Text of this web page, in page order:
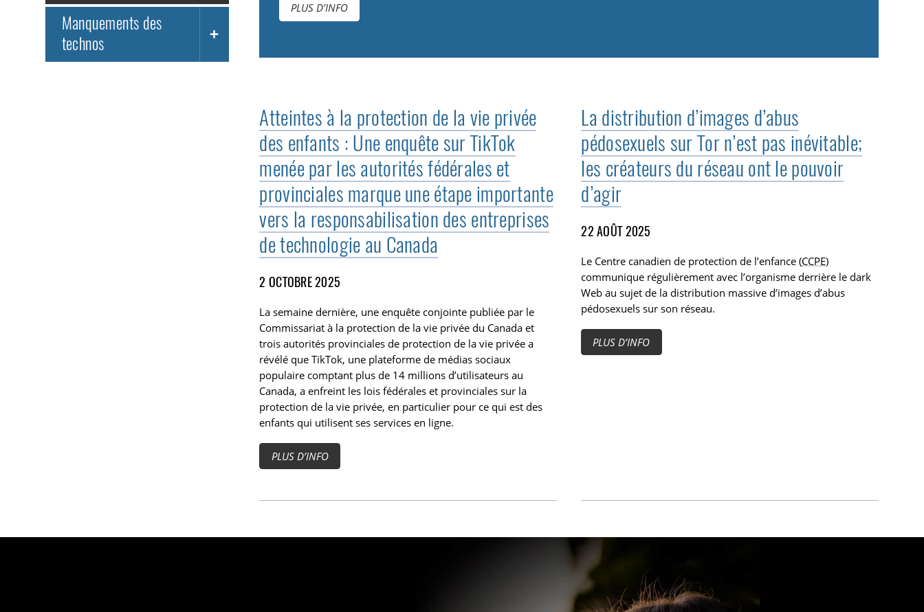
Manquements des
technos
TOGGLE MANQUEMENTS DES TECHNOS SUBLIST
PLUS D’INFO
Atteintes à la protection de la vie privée
des enfants : Une enquête sur TikTok
menée par les autorités fédérales et
provinciales marque une étape importante
vers la responsabilisation des entreprises
de technologie au Canada
2 OCTOBRE 2025
La semaine dernière, une enquête conjointe publiée par le
Commissariat à la protection de la vie privée du Canada et
trois autorités provinciales de protection de la vie privée a
révélé que TikTok, une plateforme de médias sociaux
populaire comptant plus de 14 millions d’utilisateurs au
Canada, a enfreint les lois fédérales et provinciales sur la
protection de la vie privée, en particulier pour ce qui est des
enfants qui utilisent ses services en ligne.
PLUS D’INFO
La distribution d’images d’abus
pédosexuels sur Tor n’est pas inévitable;
les créateurs du réseau ont le pouvoir
d’agir
22 AOÛT 2025
Le Centre canadien de protection de l’enfance (CCPE)
communique régulièrement avec l’organisme derrière le dark
Web au sujet de la distribution massive d’images d’abus
pédosexuels sur son réseau.
PLUS D’INFO